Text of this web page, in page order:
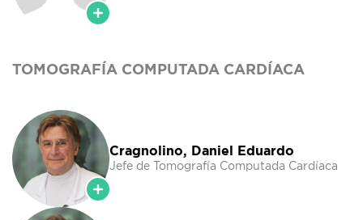
TOMOGRAFÍA COMPUTADA CARDÍACA
Cragnolino, Daniel Eduardo
Jefe de Tomografía Computada Cardíaca